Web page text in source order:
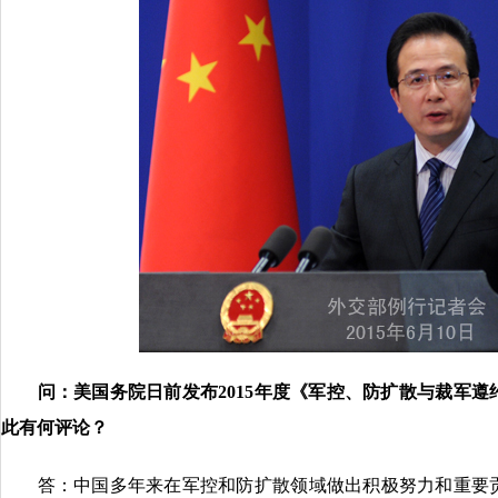
问：美国务院日前发布2015年度《军控、防扩散与裁军
此有何评论？
答：中国多年来在军控和防扩散领域做出积极努力和重要